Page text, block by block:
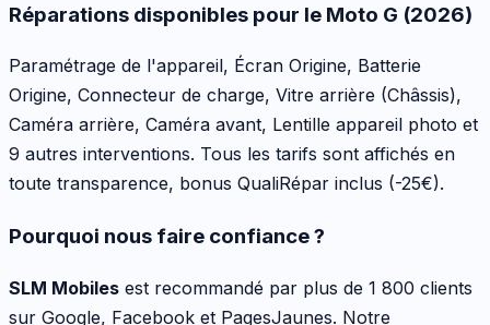
Réparations disponibles pour le Moto G (2026)
Paramétrage de l'appareil, Écran Origine, Batterie
Origine, Connecteur de charge, Vitre arrière (Châssis),
Caméra arrière, Caméra avant, Lentille appareil photo et
9 autres interventions. Tous les tarifs sont affichés en
toute transparence, bonus QualiRépar inclus (-25€).
Pourquoi nous faire confiance ?
SLM Mobiles est recommandé par plus de 1 800 clients
sur Google, Facebook et PagesJaunes. Notre